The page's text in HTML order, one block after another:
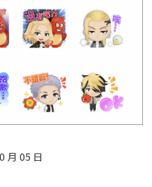
月 05 日